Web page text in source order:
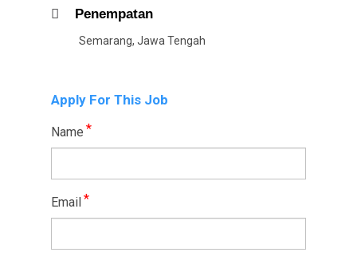
Penempatan
Semarang, Jawa Tengah
Apply For This Job
Name *
Email*